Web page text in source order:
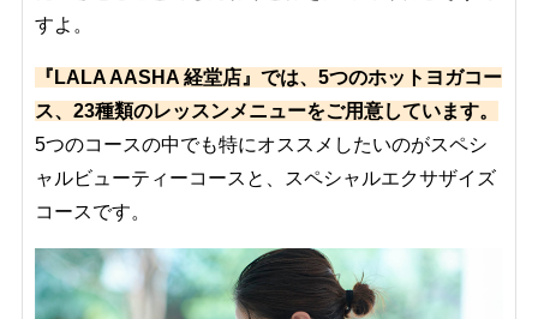
すよ。
『LALA AASHA 経堂店』では、5つのホットヨガコー
ス、23種類のレッスンメニューをご用意しています。
5つのコースの中でも特にオススメしたいのがスペシ
ャルビューティーコースと、スペシャルエクサザイズ
コースです。